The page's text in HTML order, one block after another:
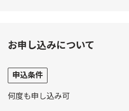
お申し込みについて
申込条件
何度も申し込み可